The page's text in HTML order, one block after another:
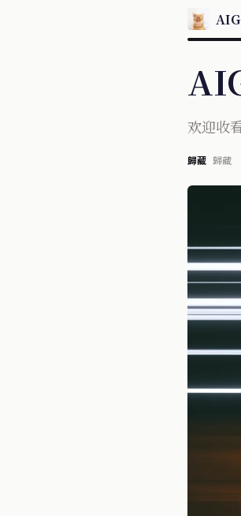
欢迎收
歸藏 歸藏